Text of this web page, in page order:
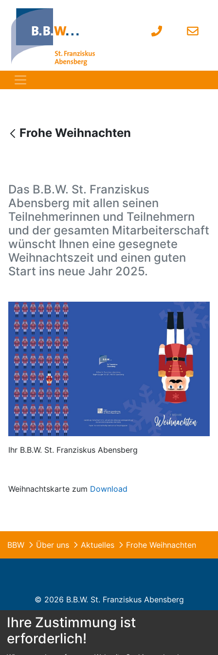
Frohe Weihnachten
Das B.B.W. St. Franziskus
Abensberg mit allen seinen
Teilnehmerinnen und Teilnehmern
und der gesamten Mitarbeiterschaft
wünscht Ihnen eine gesegnete
Weihnachtszeit und einen guten
Start ins neue Jahr 2025.
Ihr B.B.W. St. Franziskus Abensberg
Weihnachtskarte zum Download
BBW Über uns Aktuelles Frohe Weihnachten
© 2026 B.B.W. St. Franziskus Abensberg
Home Kontakt Impressum
Datenschutz
Barrierefreiheit
Ihre Zustimmung ist
erforderlich!